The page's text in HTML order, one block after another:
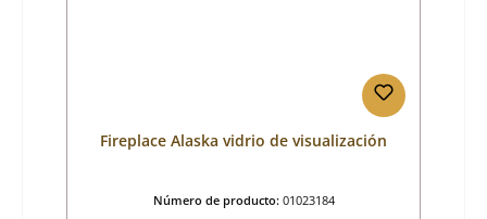
Fireplace Alaska vidrio de visualización
Número de producto: 01023184